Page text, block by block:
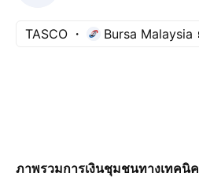
TASCO Bursa Malaysia
ภาพรวมการเงินชุมชนทางเทคนิค